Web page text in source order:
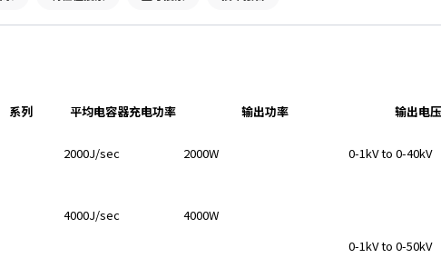
系列 平均电容器充电功率 输出功率 输出电
2000J/sec 2000W 0-1kV to 0-40kV
4000J/sec
4000W
0-1kV to 0-50kV